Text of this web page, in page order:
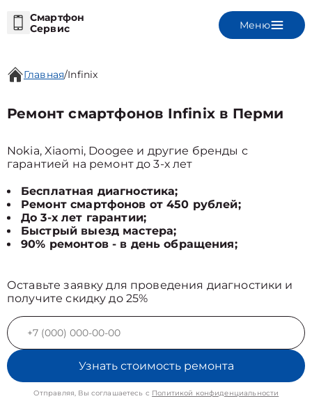
Смартфон
Сервис
Меню
Главная/Infinix
Ремонт смартфонов Infinix в Перми
Nokia, Xiaomi, Doogee и другие бренды с
гарантией на ремонт до 3-х лет
Бесплатная диагностика;
Ремонт смартфонов от 450 рублей;
До 3-х лет гарантии;
Быстрый выезд мастера;
90% ремонтов - в день обращения;
Оставьте заявку для проведения диагностики и
получите скидку до 25%
Узнать стоимость ремонта
Отправляя, Вы соглашаетесь с Политикой конфиденциальности